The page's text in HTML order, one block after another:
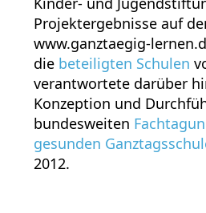
Projektergebnisse auf
www.ganztaegig-
die beteiligten Schulen
verantwortete darüber
Konzeption und
bundesweiten
gesunden
2012.